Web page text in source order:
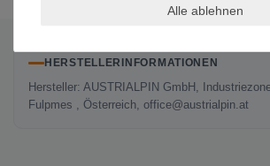
Es erfolgt keine Prüfung auf Echtheit der Bewertungen.
HERSTELLERINFORMATIONEN
Hersteller: AUSTRIALPIN GmbH,
Fulpmes , Österreich, office@austrialpin.at
Alle ablehnen